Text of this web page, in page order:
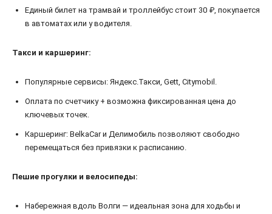
Единый билет на трамвай и троллейбус стоит 30 ₽, покупается
в автоматах или у водителя.
Такси и каршеринг:
Популярные сервисы: Яндекс.Такси, Gett, Citymobil.
Оплата по счетчику + возможна фиксированная цена до
ключевых точек.
Каршеринг: BelkaCar и Делимобиль позволяют свободно
перемещаться без привязки к расписанию.
Пешие прогулки и велосипеды:
Набережная вдоль Волги — идеальная зона для ходьбы и